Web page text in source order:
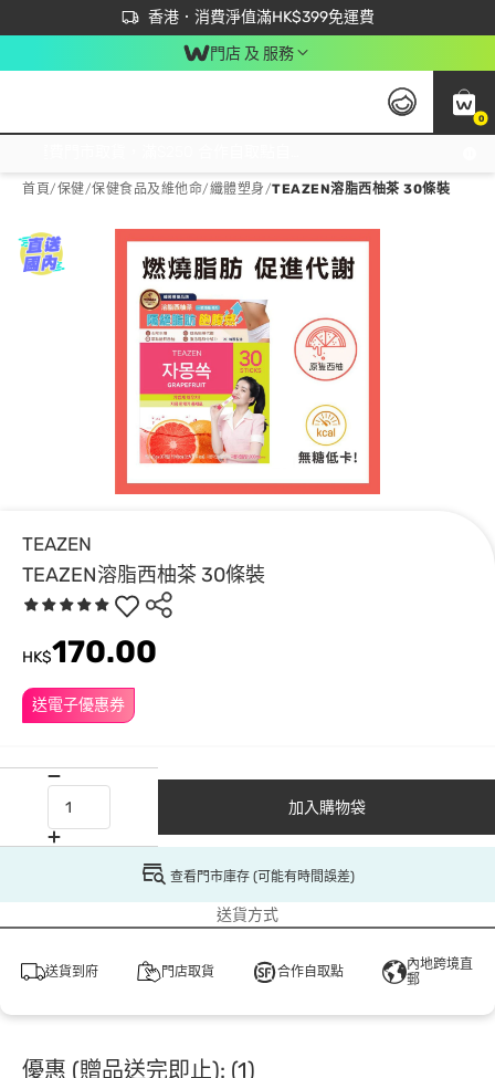
香港．消費淨值滿HK$399免運費
立即成為易賞錢會員盡享獨家優惠
首次APP下單買滿$450 輸入 NEWAPP 即減$50
門店 及 服務
0
首頁/保健/保健食品及維他命/纖體塑身/TEAZEN溶脂西柚茶 30條裝
TEAZEN
TEAZEN溶脂西柚茶 30條裝
送電子優惠券
HK$170.00
加入購物袋
查看門市庫存 (可能有時間誤差)
送貨方式
送貨到府 門店取貨 合作自取點
內地跨境直
郵
優惠 (贈品送完即止): (1)